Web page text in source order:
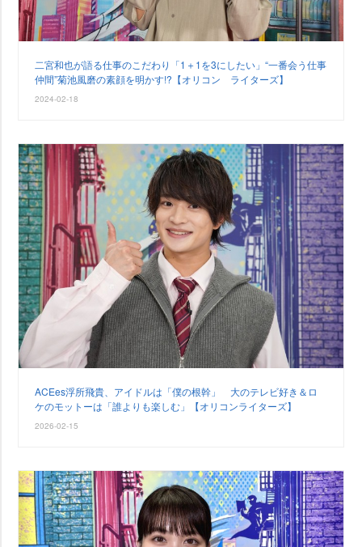
二宮和也が語る仕事のこだわり「1＋1を3にしたい」“一番会う仕事
仲間”菊池風磨の素顔を明かす!?【オリコン ライターズ】
2024-02-18
ACEes浮所飛貴、アイドルは「僕の根幹」 大のテレビ好き＆ロ
ケのモットーは「誰よりも楽しむ」【オリコンライターズ】
2026-02-15